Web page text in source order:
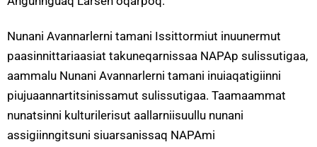
Nunani Avannarlerni tamani Issittormiut inuunermut
paasinnittariaasiat takuneqarnissaa NAPAp sulissutigaa,
aammalu Nunani Avannarlerni tamani inuiaqatigiinni
piujuaannartitsinissamut sulissutigaa. Taamaammat
nunatsinni kulturilerisut aallarniisuullu nunani
assigiinngitsuni siuarsanissaq NAPAmi